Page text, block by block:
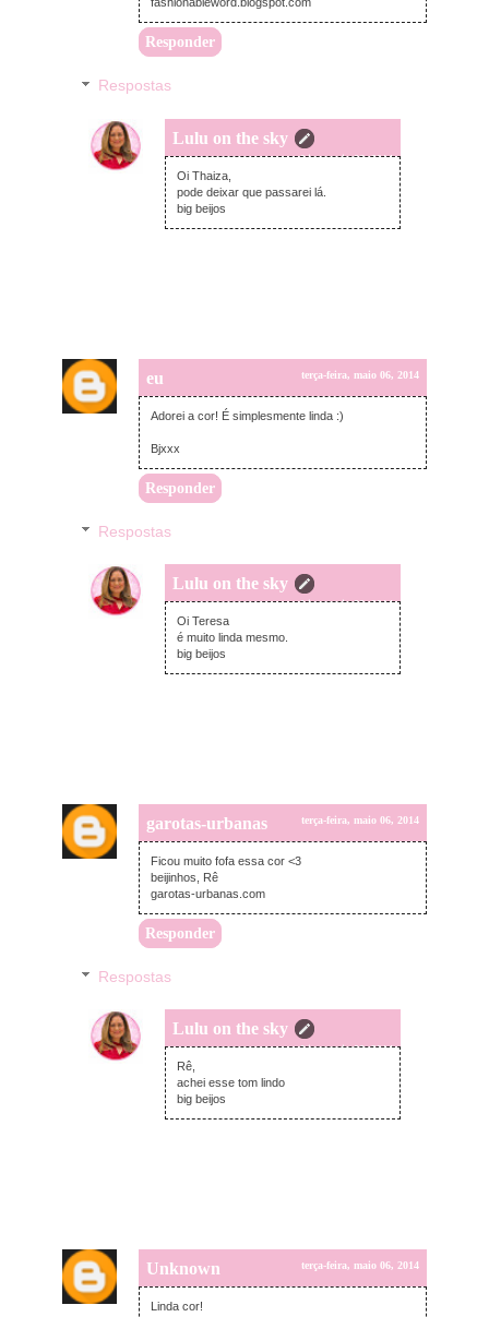
Responder
Respostas
Lulu on the sky
terça-feira, maio 06, 2014
Oi Thaiza,
pode deixar que passarei lá.
big beijos
eu terça-feira, maio 06, 2014
Adorei a cor! É simplesmente linda :)
Bjxxx
Responder
Respostas
Lulu on the sky
terça-feira, maio 06, 2014
Oi Teresa
é muito linda mesmo.
big beijos
garotas-urbanas terça-feira, maio 06, 2014
Ficou muito fofa essa cor <3
beijinhos, Rê
garotas-urbanas.com
Responder
Respostas
Lulu on the sky
terça-feira, maio 06, 2014
Rê,
achei esse tom lindo
big beijos
Unknown terça-feira, maio 06, 2014
Linda cor!